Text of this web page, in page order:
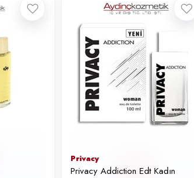
Privacy
Privacy Addiction Edt Kadın